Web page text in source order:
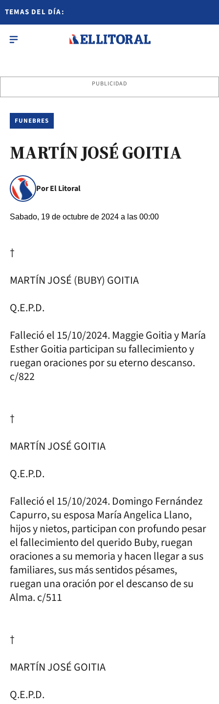
TEMAS DEL DÍA:
PUBLICIDAD
FUNEBRES
MARTÍN JOSÉ GOITIA
Por El Litoral
Sabado, 19 de octubre de 2024 a las 00:00
†
MARTÍN JOSÉ (BUBY) GOITIA
Q.E.P.D.
Falleció el 15/10/2024. Maggie Goitia y María
Esther Goitia participan su fallecimiento y
ruegan oraciones por su eterno descanso.
c/822
†
MARTÍN JOSÉ GOITIA
Q.E.P.D.
Falleció el 15/10/2024. Domingo Fernández
Capurro, su esposa María Angelica Llano,
hijos y nietos, participan con profundo pesar
el fallecimiento del querido Buby, ruegan
oraciones a su memoria y hacen llegar a sus
familiares, sus más sentidos pésames,
ruegan una oración por el descanso de su
Alma. c/511
†
MARTÍN JOSÉ GOITIA
Q.E.P.D.